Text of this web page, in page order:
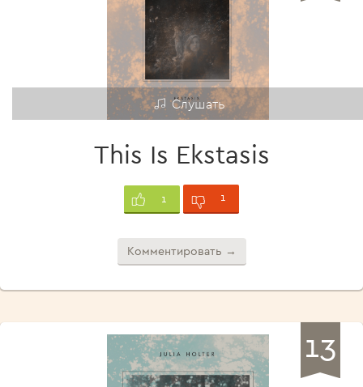
Слушать
This Is Ekstasis
1 1
Комментировать →
13